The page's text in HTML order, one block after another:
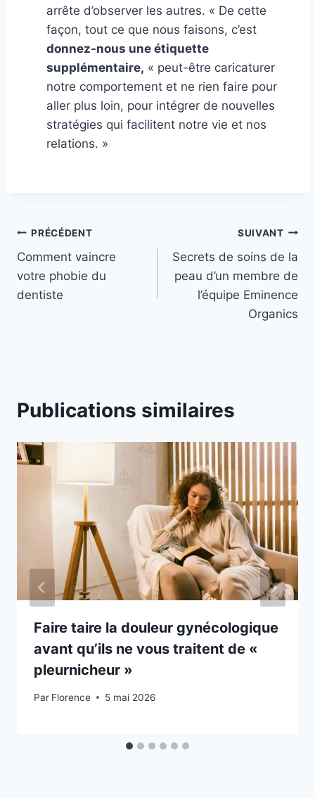
arrête d’observer les autres. « De cette
façon, tout ce que nous faisons, c’est
donnez-nous une étiquette
supplémentaire, « peut-être caricaturer
notre comportement et ne rien faire pour
aller plus loin, pour intégrer de nouvelles
stratégies qui facilitent notre vie et nos
relations. »
Navigation
de
l’article
PRÉCÉDENT
Comment vaincre
votre phobie du
dentiste
SUIVANT
Secrets de soins de la
peau d’un membre de
l’équipe Eminence
Organics
Publications similaires
Faire taire la douleur gynécologique
avant qu’ils ne vous traitent de «
pleurnicheur »
Par Florence 5 mai 2026